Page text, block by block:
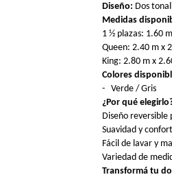
Diseño: Dos
Medidas
1 ½ plazas: 1.60
Queen: 2.40 m x
King: 2.80 m x
Colores
- Verde / Gris
¿Por qué
Diseño
Suavidad y
Fácil de lavar y
Variedad de
Transformá tu